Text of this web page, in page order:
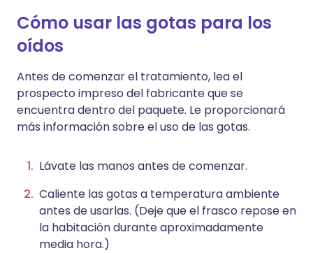
Cómo usar las gotas para los
oídos
Antes de comenzar el tratamiento, lea el
prospecto impreso del fabricante que se
encuentra dentro del paquete. Le proporcionará
más información sobre el uso de las gotas.
Lávate las manos antes de comenzar.
Caliente las gotas a temperatura ambiente
antes de usarlas. (Deje que el frasco repose en
la habitación durante aproximadamente
media hora.)